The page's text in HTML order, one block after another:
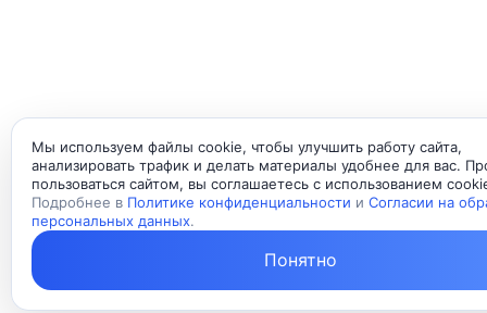
Мы используем файлы cookie, чтобы улучшить работу сайта,
анализировать трафик и делать материалы удобнее для вас.
пользоваться сайтом, вы соглашаетесь с использованием
Подробнее в Политике конфиденциальности и Согласии на
персональных данных.
Понятно